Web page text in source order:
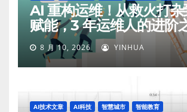
AI 重构运维！从救火打
赋能，3 年运维人的进阶
8 月 10, 2026 YINHUA
AI技术文章 AI科技 智慧城市 智能教育